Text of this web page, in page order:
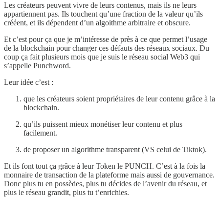
Les créateurs peuvent vivre de leurs contenus, mais ils ne leurs
appartiennent pas. Ils touchent qu’une fraction de la valeur qu’ils
crééent, et ils dépendent d’un algoithme arbitraire et obscure.
Et c’est pour ça que je m’intéresse de près à ce que permet l’usage
de la blockchain pour changer ces défauts des réseaux sociaux. Du
coup ça fait plusieurs mois que je suis le réseau social Web3 qui
s’appelle Punchword.
Leur idée c’est :
que les créateurs soient propriétaires de leur contenu grâce à la
blockchain.
qu’ils puissent mieux monétiser leur contenu et plus
facilement.
de proposer un algorithme transparent (VS celui de Tiktok).
Et ils font tout ça grâce à leur Token le PUNCH. C’est à la fois la
monnaire de transaction de la plateforme mais aussi de gouvernance.
Donc plus tu en possèdes, plus tu décides de l’avenir du réseau, et
plus le réseau grandit, plus tu t’enrichies.